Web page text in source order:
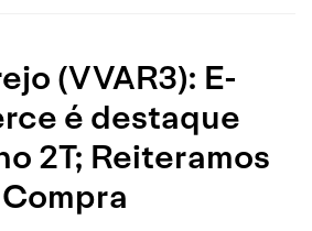
(VVAR3): E-
é destaque
2T; Reiteramos
Compra